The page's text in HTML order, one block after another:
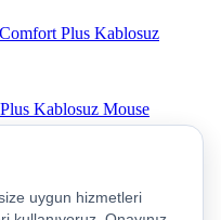
Kablosuz Mouse